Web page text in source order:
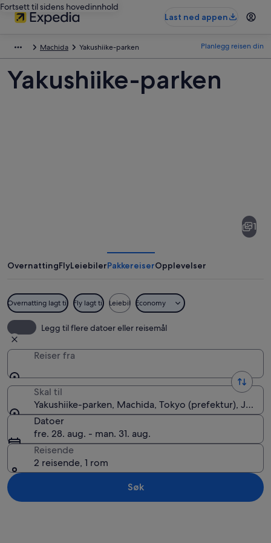
Fortsett til sidens hovedinnhold
Last ned appen
Machida Yakushiike-parken Planlegg reisen din
Yakushiike-parken
1
OvernattingFlyLeiebilerPakkereiserOpplevelser
Overnatting lagt til Fly lagt til Leiebil Economy
Legg til flere datoer eller reisemål
Reiser fra
Skal til
Yakushiike-parken, Machida, Tokyo (prefektur), Japan
Datoer
fre. 28. aug. - man. 31. aug.
Reisende
2 reisende, 1 rom
Søk